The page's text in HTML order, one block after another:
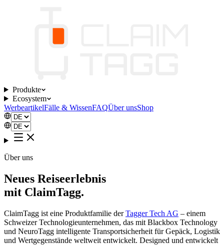
Produkte
Ecosystem
WerbeartikelFälle & WissenFAQÜber unsShop
Über uns
Neues Reiseerlebnis
mit ClaimTagg.
ClaimTagg ist eine Produktfamilie derTagger Tech AG – einem
Schweizer Technologieunternehmen, das mit Blackbox Technology
und NeuroTagg intelligente Transportsicherheit für Gepäck, Logistik
und Wertgegenstände weltweit entwickelt. Designed und entwickelt